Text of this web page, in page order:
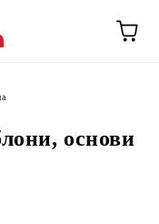
основи